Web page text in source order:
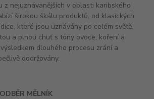
z nejuznávanějších v oblasti karibského
širokou škálu produktů, od klasických
které jsou uznávány po celém světě.
a plnou chuť s tóny ovoce, koření a
dlouhého procesu zrání a
dodržovány.
MĚLNÍK